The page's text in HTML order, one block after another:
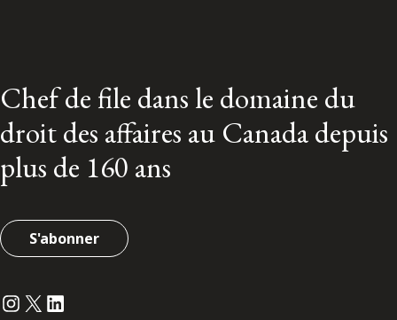
Chef de file dans le domaine du
droit des affaires au Canada depuis
plus de 160 ans
S'abonner
Instagram
Twitter
LinkedIn